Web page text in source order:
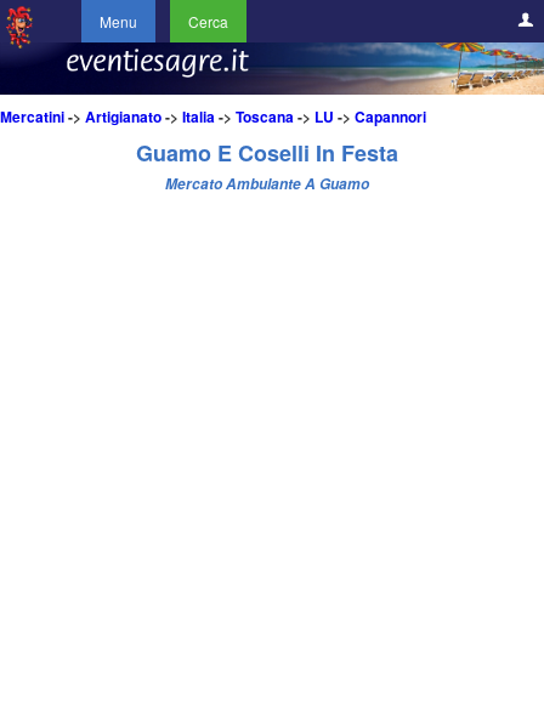
Menu Cerca
Mercatini-> Artigianato-> Italia-> Toscana-> LU -> Capannori
Guamo E Coselli In Festa
Mercato Ambulante A Guamo